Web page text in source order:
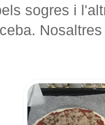
sogres i